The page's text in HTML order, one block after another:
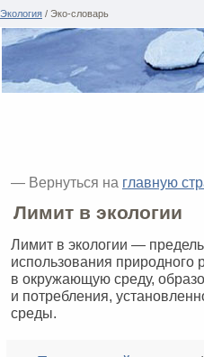
Экология / Эко-словарь
— Вернуться на главную
Лимит в экологии
Лимит в экологии —
использования
в окружающую среду,
и потребления,
среды.